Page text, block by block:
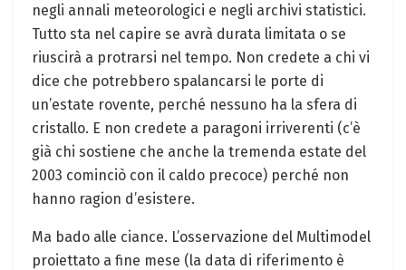
negli annali meteorologici e negli archivi statistici.
Tutto sta nel capire se avrà durata limitata o se
riuscirà a protrarsi nel tempo. Non credete a chi vi
dice che potrebbero spalancarsi le porte di
un’estate rovente, perché nessuno ha la sfera di
cristallo. E non credete a paragoni irriverenti (c’è
già chi sostiene che anche la tremenda estate del
2003 cominciò con il caldo precoce) perché non
hanno ragion d’esistere.
Ma bado alle ciance. L’osservazione del Multimodel
proiettato a fine mese (la data di riferimento è